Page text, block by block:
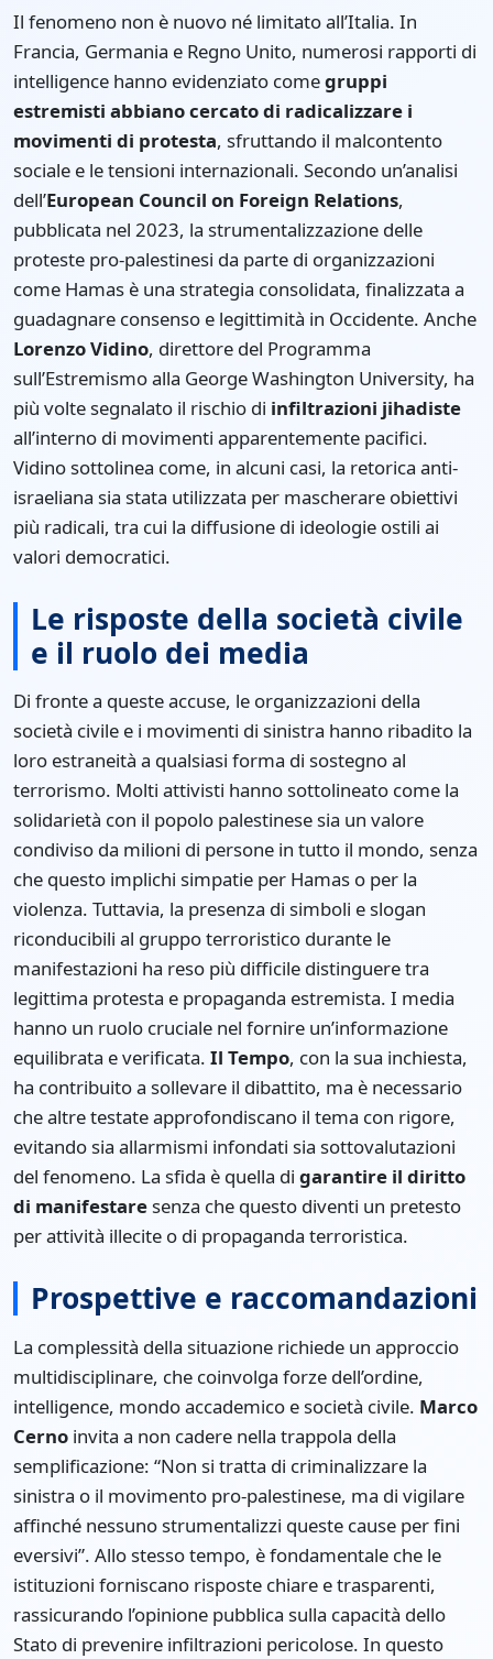
Il fenomeno non è nuovo né limitato all’Italia. In
Francia, Germania e Regno Unito, numerosi rapporti di
intelligence hanno evidenziato comegruppi
estremisti abbiano cercato di radicalizzare i
movimenti di protesta, sfruttando il malcontento
sociale e le tensioni internazionali. Secondo un’analisi
dell’European Council on Foreign Relations,
pubblicata nel 2023, la strumentalizzazione delle
proteste pro-palestinesi da parte di organizzazioni
come Hamas è una strategia consolidata, finalizzata a
guadagnare consenso e legittimità in Occidente. Anche
Lorenzo Vidino, direttore del Programma
sull’Estremismo alla George Washington University, ha
più volte segnalato il rischio di infiltrazioni jihadiste
all’interno di movimenti apparentemente pacifici.
Vidino sottolinea come, in alcuni casi, la retorica anti-
israeliana sia stata utilizzata per mascherare obiettivi
più radicali, tra cui la diffusione di ideologie ostili ai
valori democratici.
Le risposte della società civile
e il ruolo dei media
Di fronte a queste accuse, le organizzazioni della
società civile e i movimenti di sinistra hanno ribadito la
loro estraneità a qualsiasi forma di sostegno al
terrorismo. Molti attivisti hanno sottolineato come la
solidarietà con il popolo palestinese sia un valore
condiviso da milioni di persone in tutto il mondo, senza
che questo implichi simpatie per Hamas o per la
violenza. Tuttavia, la presenza di simboli e slogan
riconducibili al gruppo terroristico durante le
manifestazioni ha reso più difficile distinguere tra
legittima protesta e propaganda estremista. I media
hanno un ruolo cruciale nel fornire un’informazione
equilibrata e verificata. Il Tempo, con la sua inchiesta,
ha contribuito a sollevare il dibattito, ma è necessario
che altre testate approfondiscano il tema con rigore,
evitando sia allarmismi infondati sia sottovalutazioni
del fenomeno. La sfida è quella di garantire il diritto
di manifestaresenza che questo diventi un pretesto
per attività illecite o di propaganda terroristica.
Prospettive e raccomandazioni
La complessità della situazione richiede un approccio
multidisciplinare, che coinvolga forze dell’ordine,
intelligence, mondo accademico e società civile. Marco
Cerno invita a non cadere nella trappola della
semplificazione: “Non si tratta di criminalizzare la
sinistra o il movimento pro-palestinese, ma di vigilare
affinché nessuno strumentalizzi queste cause per fini
eversivi”. Allo stesso tempo, è fondamentale che le
istituzioni forniscano risposte chiare e trasparenti,
rassicurando l’opinione pubblica sulla capacità dello
Stato di prevenire infiltrazioni pericolose. In questo